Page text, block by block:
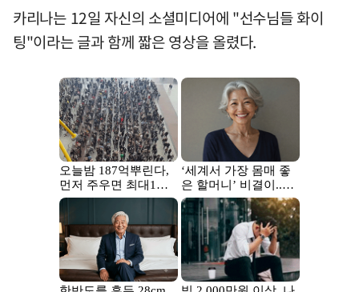
카리나는 12일 자신의 소셜미디어에 "선수님들 화이
팅"이라는 글과 함께 짧은 영상을 올렸다.